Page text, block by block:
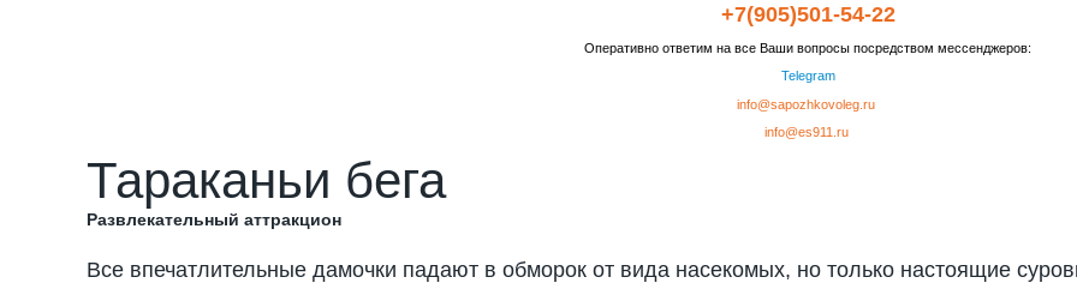
+7(905)501-54-22
Оперативно ответим на все Ваши вопросы посредством мессенджеров:
Telegram
info@sapozhkovoleg.ru
info@es911.ru
Тараканьи бега
Развлекательный аттракцион
Все впечатлительные дамочки падают в обморок от вида насекомых, но только настоящие